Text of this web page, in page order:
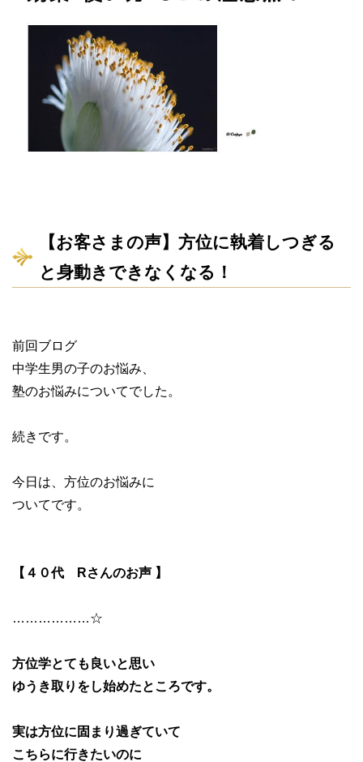
【お客さまの声】方位に執着しつぎる
と身動きできなくなる！
前回ブログ
中学生男の子のお悩み、
塾のお悩みについてでした。
続きです。
今日は、方位のお悩みに
ついてです。
【４０代 Rさんのお声 】
………………☆
方位学とても良いと思い
ゆうき取りをし始めたところです。
実は方位に固まり過ぎていて
こちらに行きたいのに